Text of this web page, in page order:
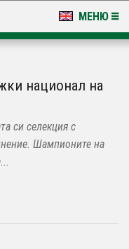
МЕНЮ
национал на
си селекция с
Шампионите на